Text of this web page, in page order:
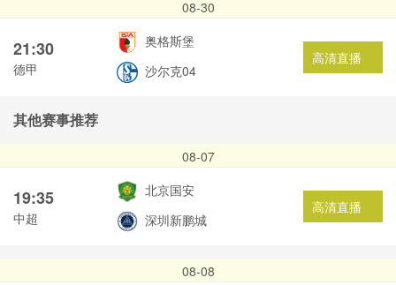
08-30
21:30
德甲
奥格斯堡
沙尔克04
高清直播
其他赛事推荐
08-07
19:35
中超
北京国安
深圳新鹏城
高清直播
08-08